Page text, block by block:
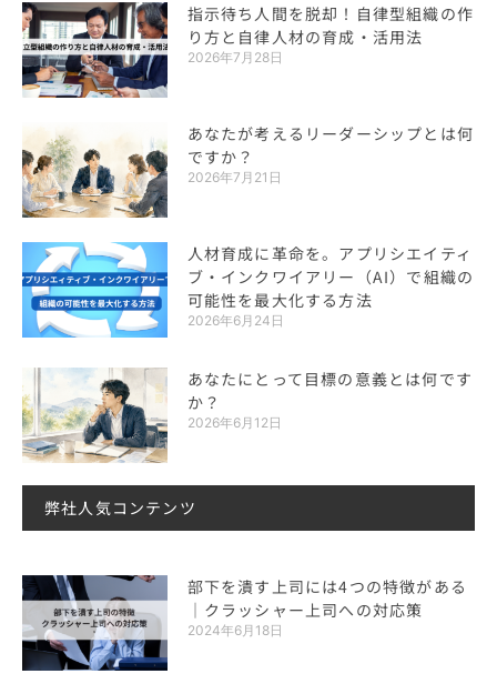
指示待ち人間を脱却！自律型組織の作
り方と自律人材の育成・活用法
2026年7月28日
あなたが考えるリーダーシップとは何
ですか？
2026年7月21日
人材育成に革命を。アプリシエイティ
ブ・インクワイアリー（AI）で組織の
可能性を最大化する方法
2026年6月24日
あなたにとって目標の意義とは何です
か？
2026年6月12日
弊社人気コンテンツ
部下を潰す上司には4つの特徴がある
｜クラッシャー上司への対応策
2024年6月18日